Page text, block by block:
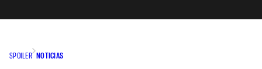
SPOILER NOTICIAS